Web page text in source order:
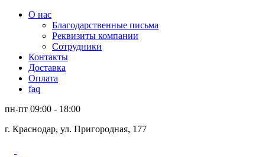
О нас
Благодарственные письма
Реквизиты компании
Сотрудники
Контакты
Доставка
Оплата
faq
пн-пт 09:00 - 18:00
г. Краснодар, ул. Пригородная, 177